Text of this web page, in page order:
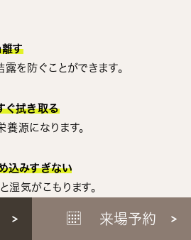
す
を防ぐことができます。
ぐ拭き取る
養源になります。
込みすぎない
湿気がこもります。
空気を動かす
来場予約